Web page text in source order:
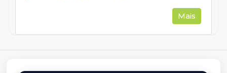
Mais